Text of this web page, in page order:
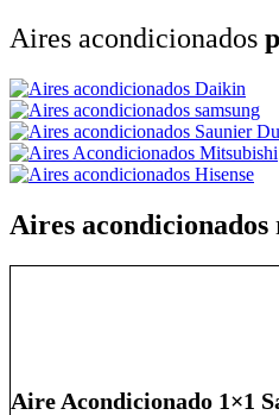
Aires acondicionados
Aires acondicionados
Aire Acondicionado 1×1